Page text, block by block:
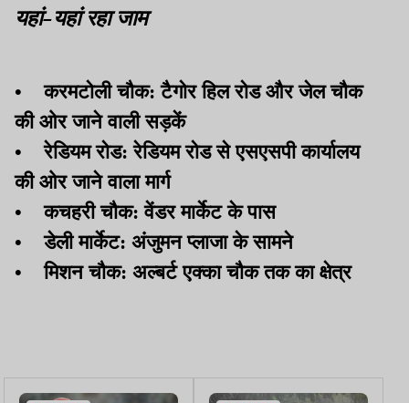
यहां-यहां रहा जाम
•
करमटोली चौक: टैगोर हिल रोड और जेल चौक
की ओर जाने वाली सड़कें
•
रेडियम रोड: रेडियम रोड से एसएसपी कार्यालय
की ओर जाने वाला मार्ग
•
कचहरी चौक: वेंडर मार्केट के पास
•
डेली मार्केट: अंजुमन प्लाजा के सामने
•
मिशन चौक: अल्बर्ट एक्का चौक तक का क्षेत्र